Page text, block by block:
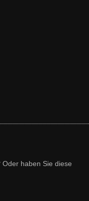
haben Sie diese